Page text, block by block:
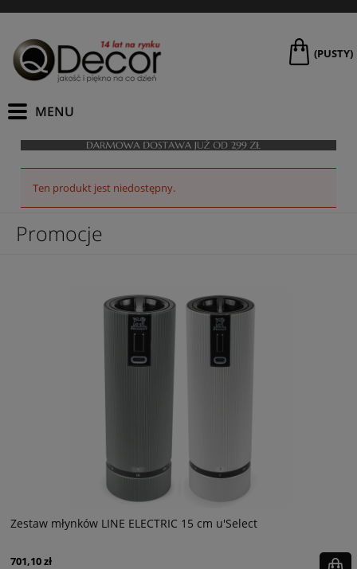
(PUSTY)
Ten produkt jest niedostępny.
Promocje
Zestaw młynków LINE ELECTRIC 15 cm u'Select
701,10 zł